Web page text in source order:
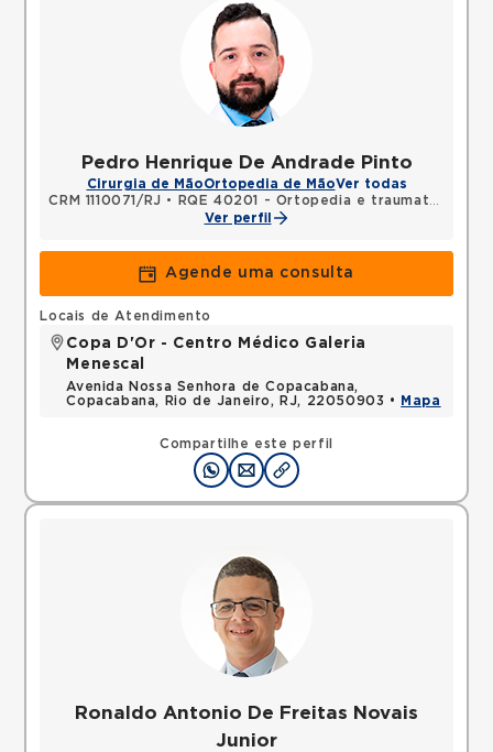
Pedro Henrique De Andrade Pinto
Cirurgia de MãoOrtopedia de MãoVer todas
CRM 1110071/RJ • RQE 40201 - Ortopedia e traumatologia
Ver perfil
Agende uma consulta
Compartilhe este perfil
Locais de Atendimento
Copa D'Or - Centro Médico Galeria
Menescal
Avenida Nossa Senhora de Copacabana,
Copacabana, Rio de Janeiro, RJ, 22050903 •
Mapa
Ronaldo Antonio De Freitas Novais
Junior